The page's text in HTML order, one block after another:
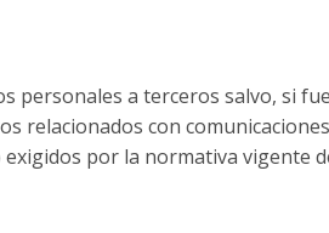
personales a terceros salvo, si
con
por la normativa vigente